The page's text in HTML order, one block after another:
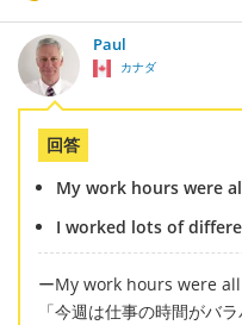
Paul
カナダ
回答
My work hours were
I worked lots of
ーMy work hours were
「今週は仕事の時間がバラ